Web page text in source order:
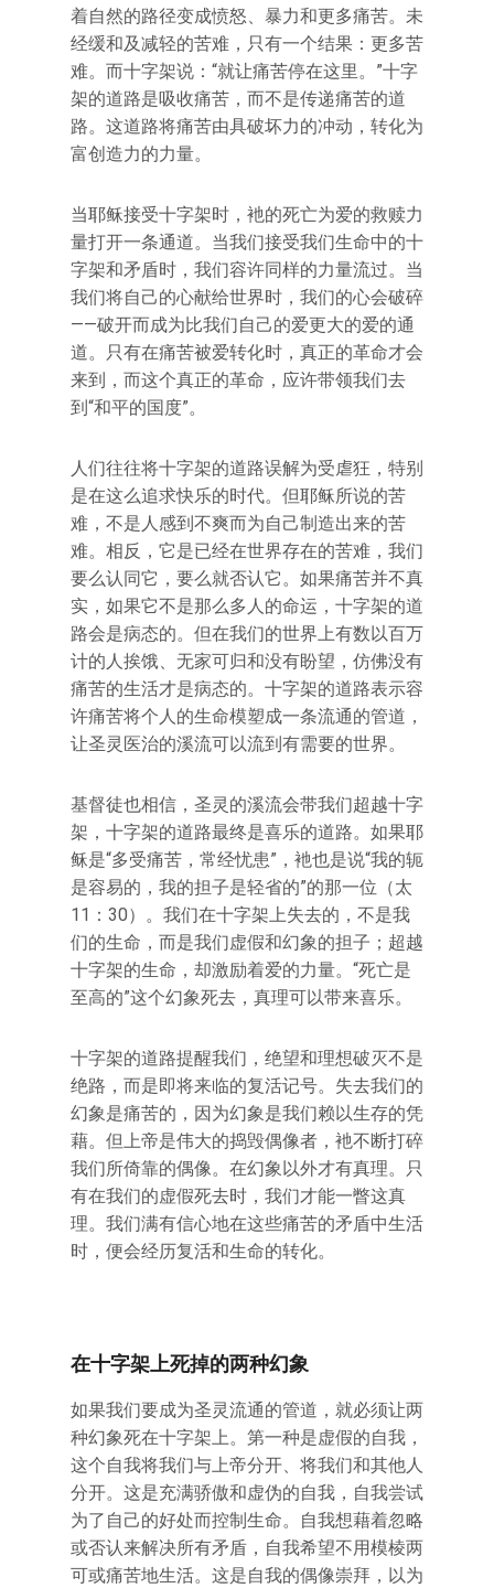
着自然的路径变成愤怒、暴力和更多痛苦。未
经缓和及减轻的苦难，只有一个结果：更多苦
难。而十字架说：“就让痛苦停在这里。”十字
架的道路是吸收痛苦，而不是传递痛苦的道
路。这道路将痛苦由具破坏力的冲动，转化为
富创造力的力量。
当耶稣接受十字架时，衪的死亡为爱的救赎力
量打开一条通道。当我们接受我们生命中的十
字架和矛盾时，我们容许同样的力量流过。当
我们将自己的心献给世界时，我们的心会破碎
——破开而成为比我们自己的爱更大的爱的通
道。只有在痛苦被爱转化时，真正的革命才会
来到，而这个真正的革命，应许带领我们去
到“和平的国度”。
人们往往将十字架的道路误解为受虐狂，特别
是在这么追求快乐的时代。但耶稣所说的苦
难，不是人感到不爽而为自己制造出来的苦
难。相反，它是已经在世界存在的苦难，我们
要么认同它，要么就否认它。如果痛苦并不真
实，如果它不是那么多人的命运，十字架的道
路会是病态的。但在我们的世界上有数以百万
计的人挨饿、无家可归和没有盼望，仿佛没有
痛苦的生活才是病态的。十字架的道路表示容
许痛苦将个人的生命模塑成一条流通的管道，
让圣灵医治的溪流可以流到有需要的世界。
基督徒也相信，圣灵的溪流会带我们超越十字
架，十字架的道路最终是喜乐的道路。如果耶
稣是“多受痛苦，常经忧患”，衪也是说“我的轭
是容易的，我的担子是轻省的”的那一位（太
11：30）。我们在十字架上失去的，不是我
们的生命，而是我们虚假和幻象的担子；超越
十字架的生命，却激励着爱的力量。“死亡是
至高的”这个幻象死去，真理可以带来喜乐。
十字架的道路提醒我们，绝望和理想破灭不是
绝路，而是即将来临的复活记号。失去我们的
幻象是痛苦的，因为幻象是我们赖以生存的凭
藉。但上帝是伟大的捣毁偶像者，衪不断打碎
我们所倚靠的偶像。在幻象以外才有真理。只
有在我们的虚假死去时，我们才能一瞥这真
理。我们满有信心地在这些痛苦的矛盾中生活
时，便会经历复活和生命的转化。
在十字架上死掉的两种幻象
如果我们要成为圣灵流通的管道，就必须让两
种幻象死在十字架上。第一种是虚假的自我，
这个自我将我们与上帝分开、将我们和其他人
分开。这是充满骄傲和虚伪的自我，自我尝试
为了自己的好处而控制生命。自我想藉着忽略
或否认来解决所有矛盾，自我希望不用模棱两
可或痛苦地生活。这是自我的偶像崇拜，以为